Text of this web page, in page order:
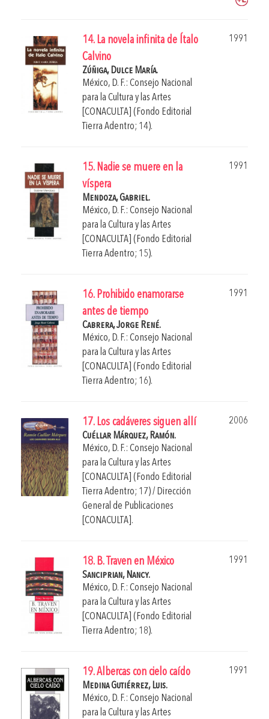
14. La novela infinita de Ítalo
Calvino
1991
Zúñiga, Dulce María.
México, D. F.: Consejo Nacional
para la Cultura y las Artes
[CONACULTA] (Fondo Editorial
Tierra Adentro; 14).
15. Nadie se muere en la
víspera
1991
Mendoza, Gabriel.
México, D. F.: Consejo Nacional
para la Cultura y las Artes
[CONACULTA] (Fondo Editorial
Tierra Adentro; 15).
16. Prohibido enamorarse
antes de tiempo
1991
Cabrera, Jorge René.
México, D. F.: Consejo Nacional
para la Cultura y las Artes
[CONACULTA] (Fondo Editorial
Tierra Adentro; 16).
17. Los cadáveres siguen allí
2006
Cuéllar Márquez, Ramón.
México, D. F.: Consejo Nacional
para la Cultura y las Artes
[CONACULTA] (Fondo Editorial
Tierra Adentro; 17) / Dirección
General de Publicaciones
[CONACULTA].
18. B. Traven en México
1991
Sanciprian, Nancy.
México, D. F.: Consejo Nacional
para la Cultura y las Artes
[CONACULTA] (Fondo Editorial
Tierra Adentro; 18).
19. Albercas con cielo caído
1991
Medina Gutiérrez, Luis.
México, D. F.: Consejo Nacional
para la Cultura y las Artes